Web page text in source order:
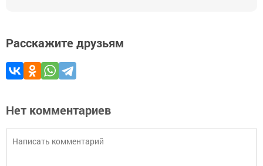
Расскажите друзьям
Нет комментариев